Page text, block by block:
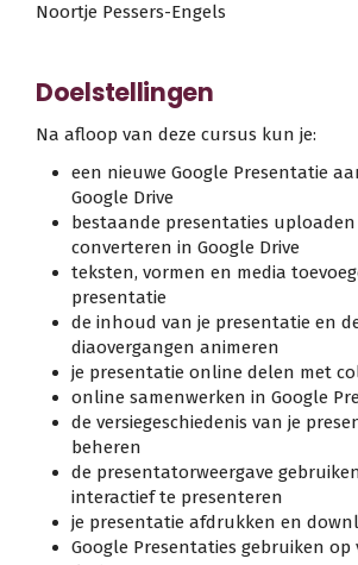
Noortje Pessers-Engels
Doelstellingen
Na afloop van deze cursus kun je:
een nieuwe Google Presentatie
Google Drive
bestaande presentaties uploaden
converteren in Google Drive
teksten, vormen en media
presentatie
de inhoud van je presentatie en
diaovergangen animeren
je presentatie online delen met
online samenwerken in Google
de versiegeschiedenis van je
beheren
de presentatorweergave
interactief te presenteren
je presentatie afdrukken en
Google Presentaties gebruiken